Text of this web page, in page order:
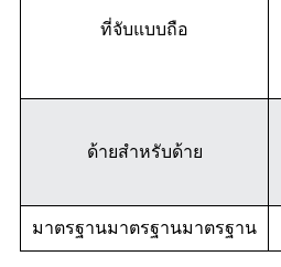
ที่จับแบบถือ
ด้ายสำหรับด้าย
มาตรฐานมาตรฐานมาตรฐาน